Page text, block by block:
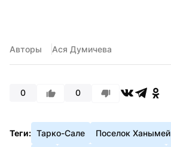
Авторы Ася Думичева
0 0
Теги: Тарко-Сале Поселок Ханымей